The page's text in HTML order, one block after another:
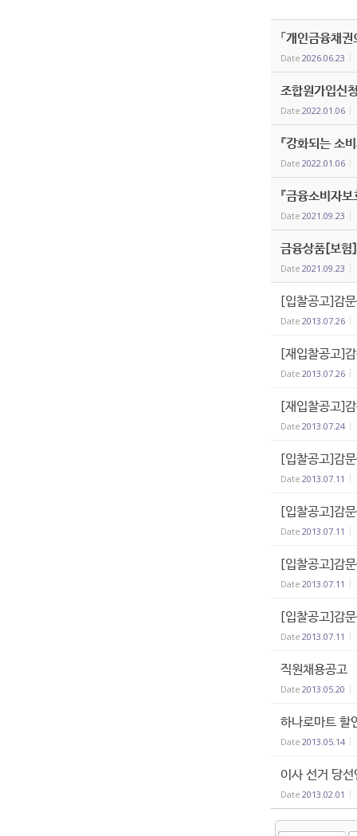
「개인금융채
Date 2026.06.23
조합원가입신
Date 2022.01.06
『강화되는 소
Date 2022.01.06
『금융소비자
Date 2021.09.23
금융상품[보험
Date 2021.09.23
[입찰공고]감
Date 2013.07.26
[재입찰공고]
Date 2013.07.26
[재입찰공고]
Date 2013.07.24
[입찰공고]감
Date 2013.07.11
[입찰공고]감
Date 2013.07.11
[입찰공고]감
Date 2013.07.11
[입찰공고]감
Date 2013.07.11
직원채용공고
Date 2013.05.20
하나로마트 할
Date 2013.05.14
이사 선거 당
Date 2013.02.01